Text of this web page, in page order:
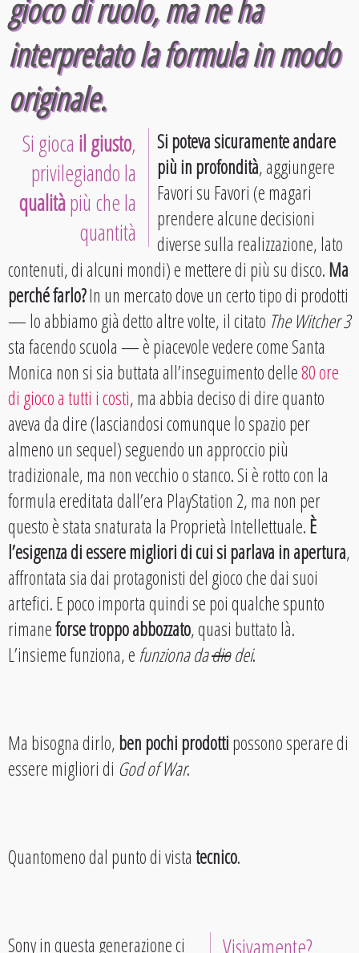
gioco di ruolo, ma ne ha
interpretato la formula in modo
originale.
Si gioca il giusto,
privilegiando la
qualitàpiù che la
quantità
Si poteva sicuramente andare
più in profondità, aggiungere
Favori su Favori (e magari
prendere alcune decisioni
diverse sulla realizzazione, lato
contenuti, di alcuni mondi) e mettere di più su disco.Ma
perché farlo?In un mercato dove un certo tipo di prodotti
— lo abbiamo già detto altre volte, il citato The Witcher 3
sta facendo scuola — è piacevole vedere come Santa
Monica non si sia buttata all’inseguimento delle80 ore
di gioco a tutti i costi, ma abbia deciso di dire quanto
aveva da dire (lasciandosi comunque lo spazio per
almeno un sequel) seguendo un approccio più
tradizionale, ma non vecchio o stanco. Si è rotto con la
formula ereditata dall’era PlayStation 2, ma non per
questo è stata snaturata la Proprietà Intellettuale.È
l’esigenza di essere migliori di cui si parlava in apertura,
affrontata sia dai protagonisti del gioco che dai suoi
artefici. E poco importa quindi se poi qualche spunto
rimaneforse troppo abbozzato, quasi buttato là.
L’insieme funziona, e funziona dadiodei.
Ma bisogna dirlo,ben pochi prodottipossono sperare di
essere migliori di God of War.
Quantomeno dal punto di vistatecnico.
Sony in questa generazione ci